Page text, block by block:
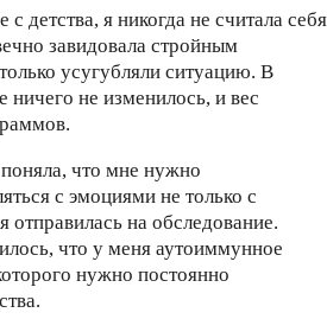
детства, я никогда не считала себя
завидовала стройным
усугубляли ситуацию. В
ничего не изменилось, и вес
что мне нужно
с эмоциями не только с
на обследование.
что у меня аутоиммунное
нужно постоянно